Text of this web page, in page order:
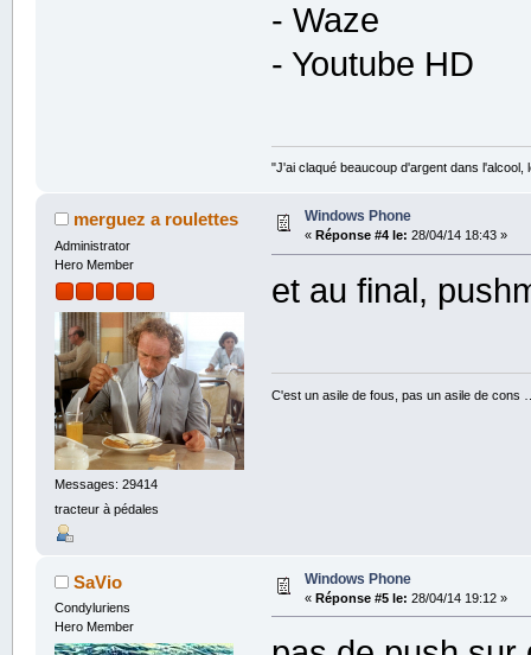
- Waze
- Youtube HD
"J'ai claqué beaucoup d'argent dans
merguez a roulettes
Administrator
Hero Member
Messages: 29414
tracteur à pédales
Windows Phone
« Réponse #4 le: 28/04/14 18:43 »
et au final,
C'est un asile de fous, pas un asile de cons
SaVio
Condyluriens
Hero Member
Windows Phone
« Réponse #5 le: 28/04/14 19:12 »